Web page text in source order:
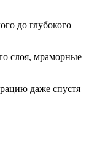
до глубокого
слоя, мраморные
даже спустя